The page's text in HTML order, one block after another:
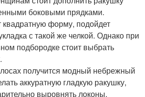
боковыми прядками.
квадратную форму, подойдет
с такой же челкой. Однако при
подбородке стоит выбрать
получится модный небрежный
аккуратную гладкую ракушку,
выровнять локоны.